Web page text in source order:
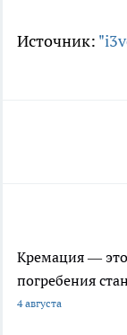
Источник:
Кремация —
погребения
4 августа